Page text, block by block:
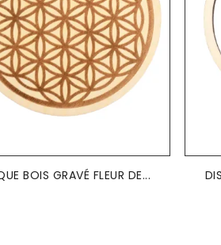
BOIS GRAVÉ FLEUR DE...